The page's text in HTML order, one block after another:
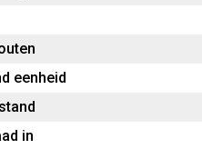
eenheid
in